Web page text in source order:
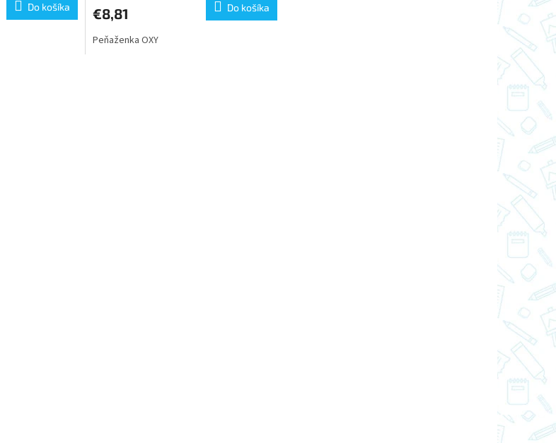
Do košíka €8,81 Do košíka
Peňaženka OXY